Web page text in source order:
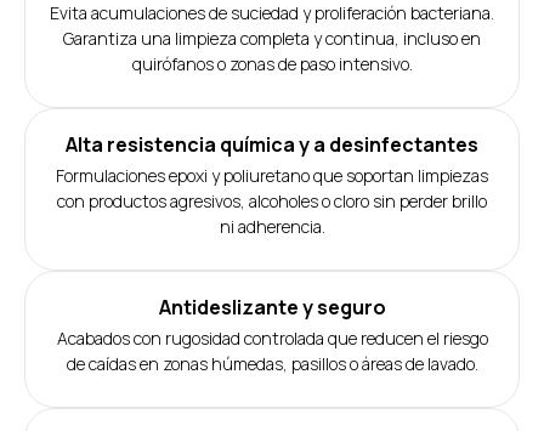
Evita acumulaciones de suciedad y proliferación bacteriana.
Garantiza una limpieza completa y continua, incluso en
quirófanos o zonas de paso intensivo.
Alta resistencia química y a desinfectantes
Formulaciones epoxi y poliuretano que soportan limpiezas
con productos agresivos, alcoholes o cloro sin perder brillo
ni adherencia.
Antideslizante y seguro
Acabados con rugosidad controlada que reducen el riesgo
de caídas en zonas húmedas, pasillos o áreas de lavado.